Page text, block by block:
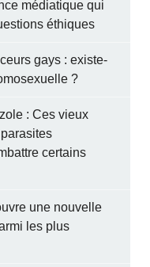
médiatique qui
éthiques
gays : existe-
?
: Ces vieux
certains
une nouvelle
les plus